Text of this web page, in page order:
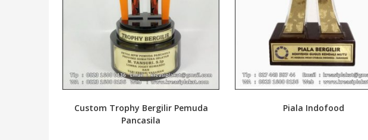
Custom Trophy Bergilir Pemuda
Pancasila
Piala Indofood